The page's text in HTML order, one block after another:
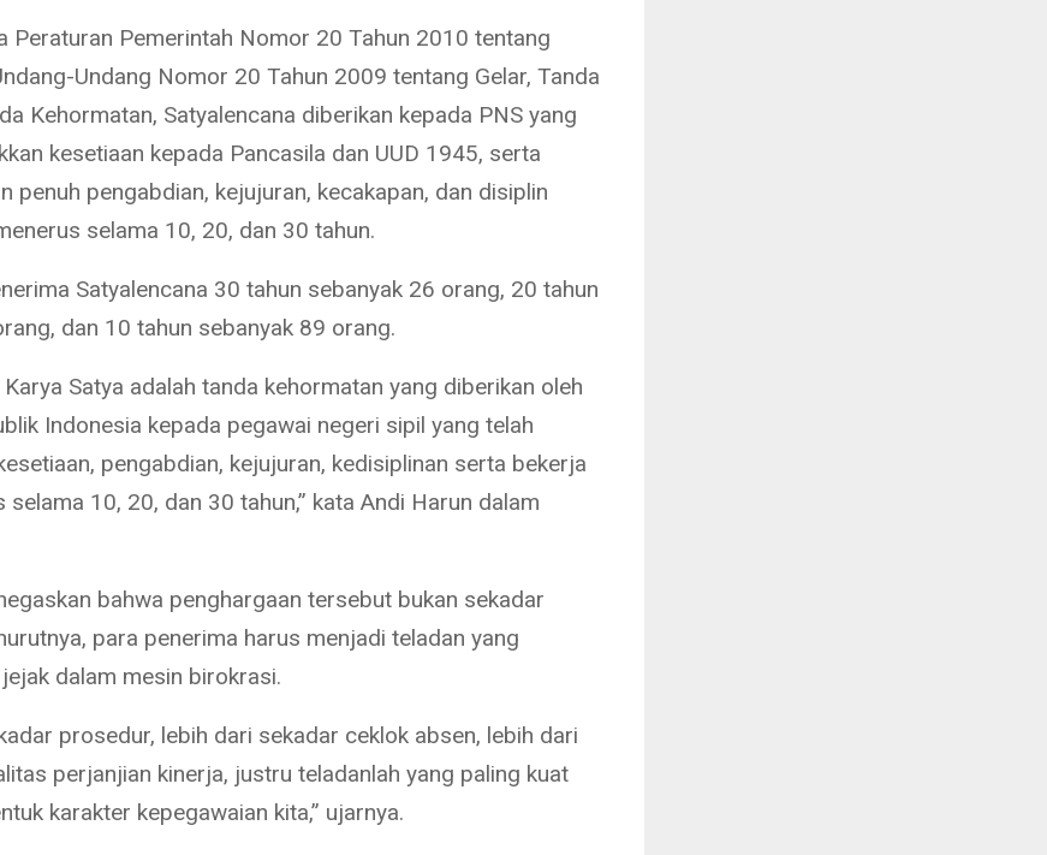
Peraturan Pemerintah Nomor 20 Tahun 2010 tentang
Undang Nomor 20 Tahun 2009 tentang Gelar, Tanda
Kehormatan, Satyalencana diberikan kepada PNS yang
kesetiaan kepada Pancasila dan UUD 1945, serta
penuh pengabdian, kejujuran, kecakapan, dan disiplin
selama 10, 20, dan 30 tahun.
Satyalencana 30 tahun sebanyak 26 orang, 20 tahun
dan 10 tahun sebanyak 89 orang.
Karya Satya adalah tanda kehormatan yang diberikan oleh
Indonesia kepada pegawai negeri sipil yang telah
pengabdian, kejujuran, kedisiplinan serta bekerja
10, 20, dan 30 tahun,” kata Andi Harun dalam
bahwa penghargaan tersebut bukan sekadar
para penerima harus menjadi teladan yang
dalam mesin birokrasi.
prosedur, lebih dari sekadar ceklok absen, lebih dari
perjanjian kinerja, justru teladanlah yang paling kuat
karakter kepegawaian kita,” ujarnya.